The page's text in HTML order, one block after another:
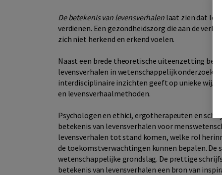
De betekenis van levensverhalenlaat zien dat
verdienen. Een gezondheidszorg die aan de
zich niet herkend en erkend voelen.
Naast een brede theoretische uiteenzetting
levensverhalen in wetenschappelijk onderzoek
interdisciplinaire inzichten geeft op unieke wijze
en levensverhaalmethoden.
Psychologen en ethici, ergotherapeuten en
betekenis van levensverhalen voor
levensverhalen tot stand komen, welke rol
de toekomstverwachtingen kunnen bepalen. De
wetenschappelijke grondslag. De prettige
betekenis van levensverhalen een bron van